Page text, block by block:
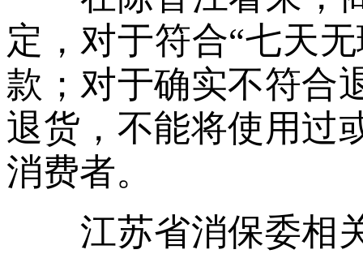
定，对于符合“七天
款；对于确实不符合
退货，不能将使用过
消费者。
江苏省消保委相关